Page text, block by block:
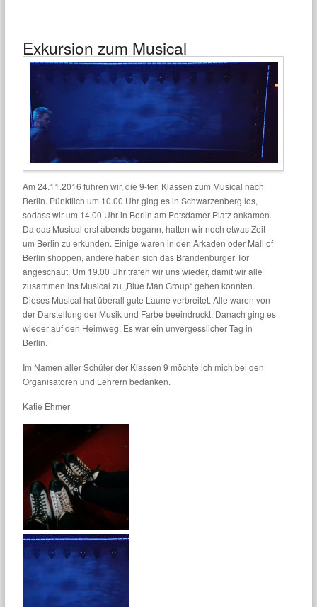
Exkursion zum Musical
Am 24.11.2016 fuhren wir, die 9-ten Klassen zum Musical nach
Berlin. Pünktlich um 10.00 Uhr ging es in Schwarzenberg los,
sodass wir um 14.00 Uhr in Berlin am Potsdamer Platz ankamen.
Da das Musical erst abends begann, hatten wir noch etwas Zeit
um Berlin zu erkunden. Einige waren in den Arkaden oder Mall of
Berlin shoppen, andere haben sich das Brandenburger Tor
angeschaut. Um 19.00 Uhr trafen wir uns wieder, damit wir alle
zusammen ins Musical zu „Blue Man Group“ gehen konnten.
Dieses Musical hat überall gute Laune verbreitet. Alle waren von
der Darstellung der Musik und Farbe beeindruckt. Danach ging es
wieder auf den Heimweg. Es war ein unvergesslicher Tag in
Berlin.
Im Namen aller Schüler der Klassen 9 möchte ich mich bei den
Organisatoren und Lehrern bedanken.
Katie Ehmer